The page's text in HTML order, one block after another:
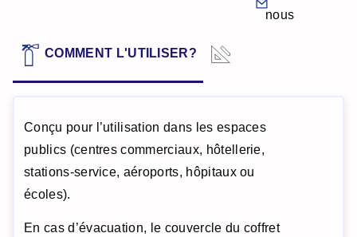
nous
COMMENT L'UTILISER?
Conçu pour l’utilisation dans les espaces
publics (centres commerciaux, hôtellerie,
stations-service, aéroports, hôpitaux ou
écoles).
En cas d’évacuation, le couvercle du coffret